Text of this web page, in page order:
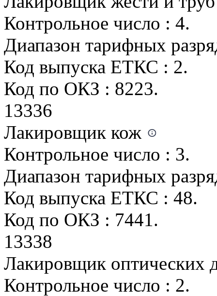
Контрольное число : 4.
Диапазон тарифных
Код выпуска ЕТКС : 2.
Код по ОКЗ : 8223.
13336
Лакировщик кож
Контрольное число : 3.
Диапазон тарифных
Код выпуска ЕТКС : 48.
Код по ОКЗ : 7441.
13338
Лакировщик оптических
Контрольное число : 2.